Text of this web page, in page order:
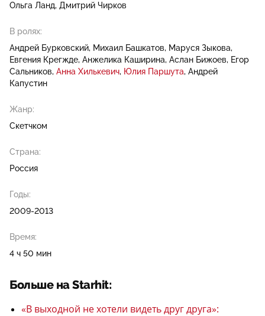
Ольга Ланд Дмитрий Чирков
В ролях:
Андрей Бурковский Михаил Башкатов
Маруся Зыкова
Евгения Крегжде Анжелика Каширина Аслан Бижоев
Егор
Сальников Анна Хилькевич Юлия Паршута Андрей
Капустин
Жанр:
Скетчком
Страна:
Россия
Годы:
2009-2013
Время:
4 ч 50 мин
Больше на Starhit:
«В выходной не хотели видеть друг друга»: